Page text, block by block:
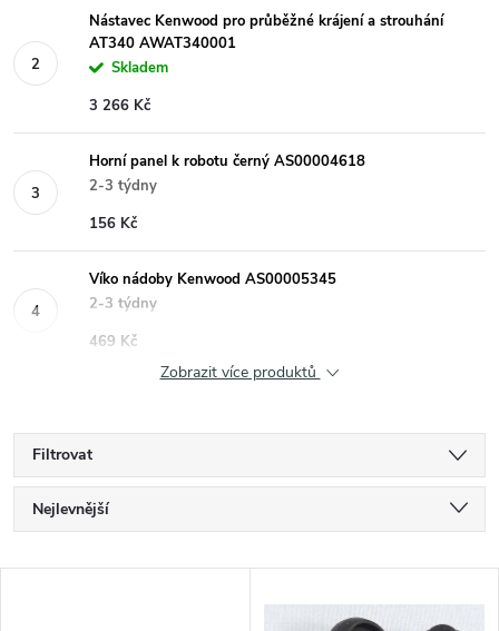
Nástavec Kenwood pro průběžné krájení a strouhání
AT340 AWAT340001
Skladem
3 266 Kč
Horní panel k robotu černý AS00004618
2-3 týdny
156 Kč
Víko nádoby Kenwood AS00005345
2-3 týdny
469 Kč
Zobrazit více produktů
Filtrovat
Ř
a
Nejlevnější